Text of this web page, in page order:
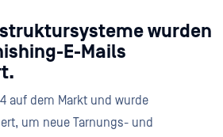
wurden
E-Mails
auf dem Markt und wurde
um neue Tarnungs- und